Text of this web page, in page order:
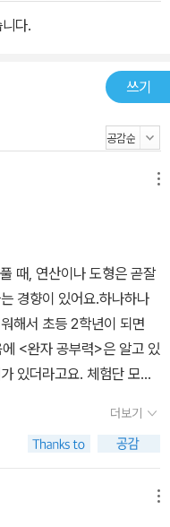
다.
쓰기
때, 연산이나 도형은 곧잘
경향이 있어요.하나하나
해서 초등 2학년이 되면
<완자 공부력>은 알고 있
있더라고요. 체험단 모집
게 좋을 것 같아서 1학년
너무 귀여운데, 이 책도
널목을 건너네요.​​​문제집이
해줍니다.이 책의 특징은
더보기